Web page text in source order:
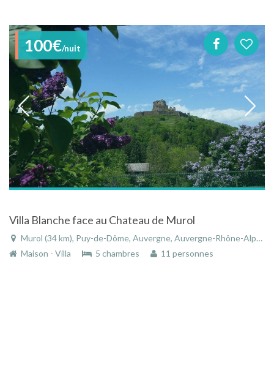
100€/nuit
Villa Blanche face au Chateau de Murol
Murol (34 km), Puy-de-Dôme, Auvergne, Auvergne-Rhône-Alpes, France
Maison - Villa
5 chambres 11 personnes